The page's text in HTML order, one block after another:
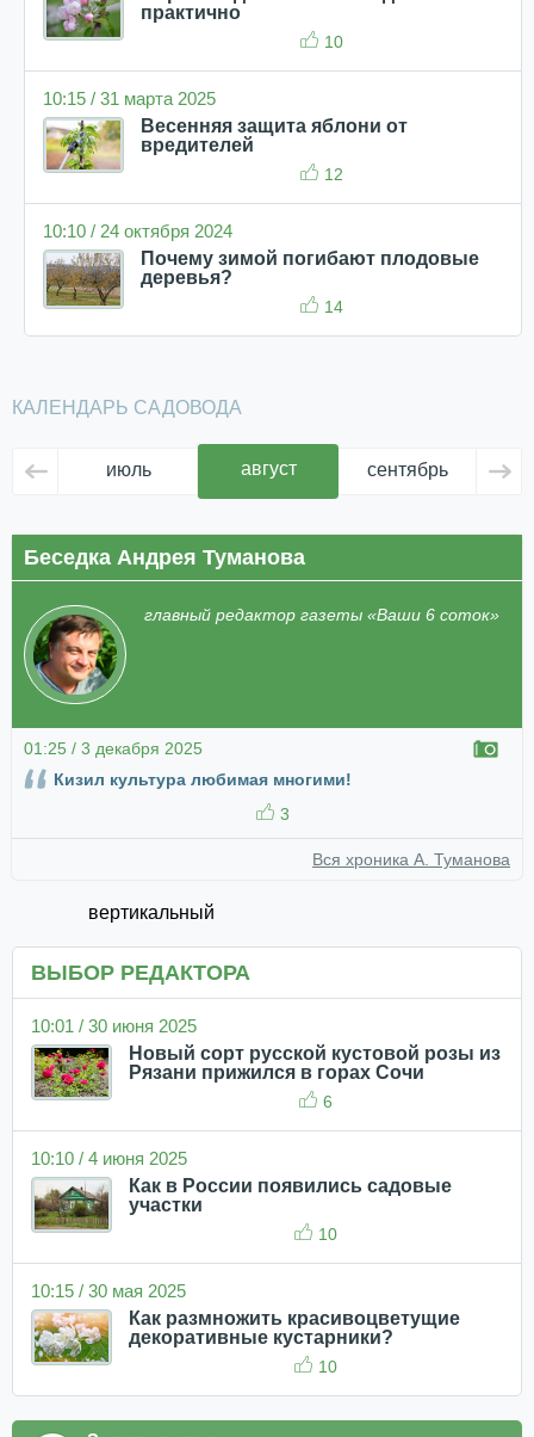
практично
10
10:15 / 31 марта 2025
Весенняя защита яблони от
вредителей
12
10:10 / 24 октября 2024
Почему зимой погибают плодовые
деревья?
14
КАЛЕНДАРЬ САДОВОДА
июль август сентябрь
Беседка Андрея Туманова
главный редактор газеты «Ваши 6 соток»
01:25 / 3 декабря 2025
Кизил культура любимая многими!
3
Вся хроника А. Туманова
вертикальный
ВЫБОР РЕДАКТОРА
10:01 / 30 июня 2025
Новый сорт русской кустовой розы из
Рязани прижился в горах Сочи
6
10:10 / 4 июня 2025
Как в России появились садовые
участки
10
10:15 / 30 мая 2025
Как размножить красивоцветущие
декоративные кустарники?
10